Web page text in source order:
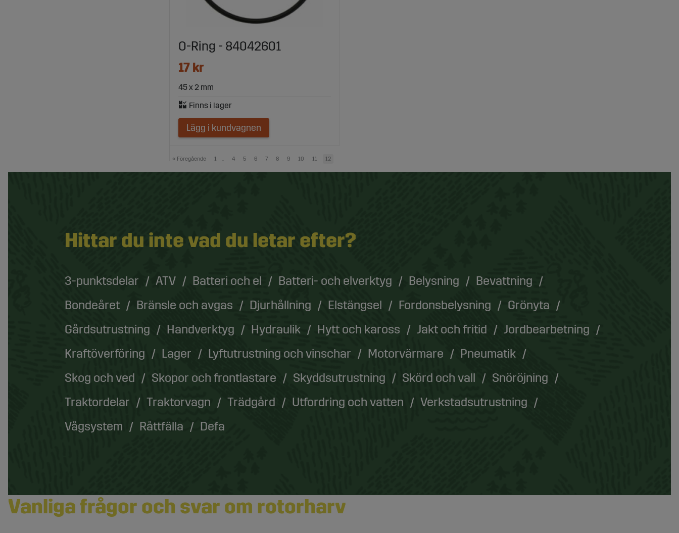
O-Ring - 84042601
17 kr
45 x 2 mm
Lägg i kundvagnen
« Föregående 1 .. 4 5 6 7 8 9 10 11 12
Hittar du inte vad du letar efter?
3-punktsdelar ATV Batteri och el Batteri- och elverktyg Belysning
Bevattning
Bondeåret
Bränsle och avgas Djurhållning Elstängsel Fordonsbelysning
Grönyta
Gårdsutrustning
Handverktyg Hydraulik Hytt och kaross Jakt och fritid
Jordbearbetning
Kraftöverföring
Lager Lyftutrustning och vinschar Motorvärmare
Pneumatik
Skog och ved
Skopor och frontlastare Skyddsutrustning Skörd och vall
Snöröjning
Traktordelar
Traktorvagn Trädgård Utfordring och vatten
Verkstadsutrustning
Vågsystem
Råttfälla Defa
Vanliga frågor och svar om rotorharv